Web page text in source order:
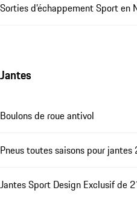
Sorties d’échappement Sport en
Jantes
Boulons de roue antivol
Pneus toutes saisons pour jantes
Jantes Sport Design Exclusif de